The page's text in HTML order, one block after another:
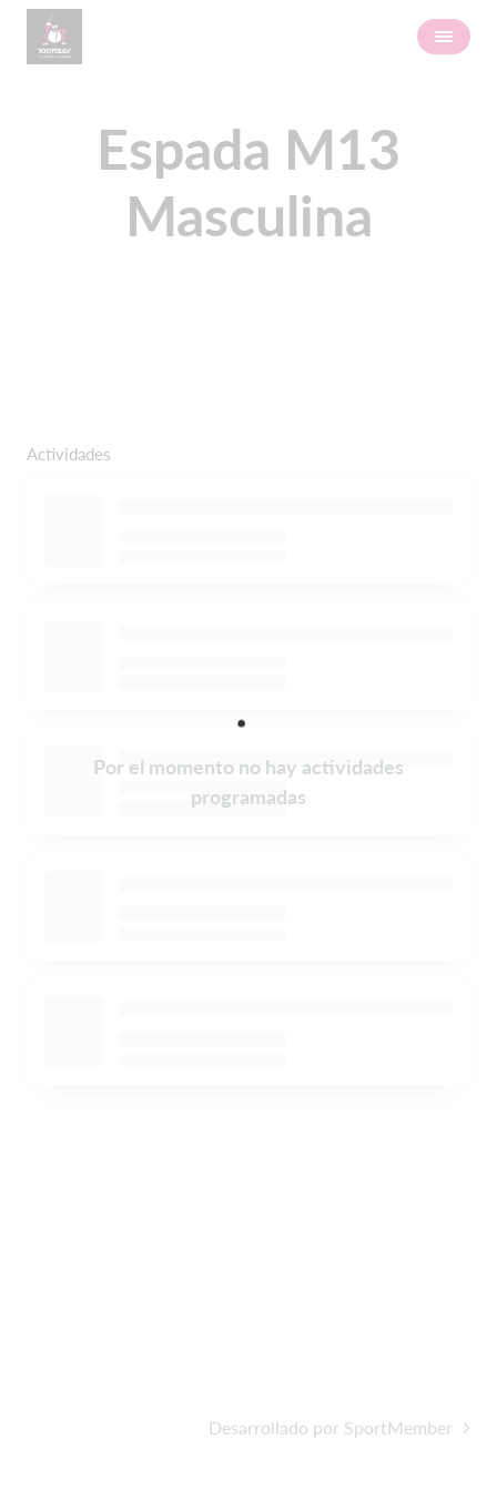
Espada M13
Masculina
Actividades
Por el momento no hay actividades
programadas
Desarrollado por SportMember